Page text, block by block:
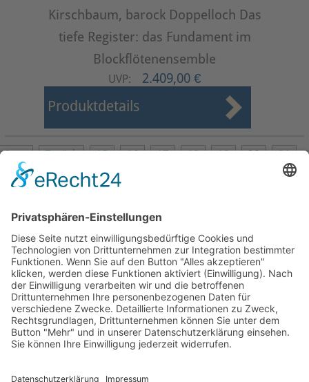
Kirschbaum, barock Doppelloch Das
tiefe Register: das Fundament im
Blockflötenensemble
UVP: 2.409,00 €
Produktdetails
Start Zurück 15 16 17 18 19 20
21
Seite 20 von 27
Mollenhauer Adresse
Downloads
Weitere Seiten